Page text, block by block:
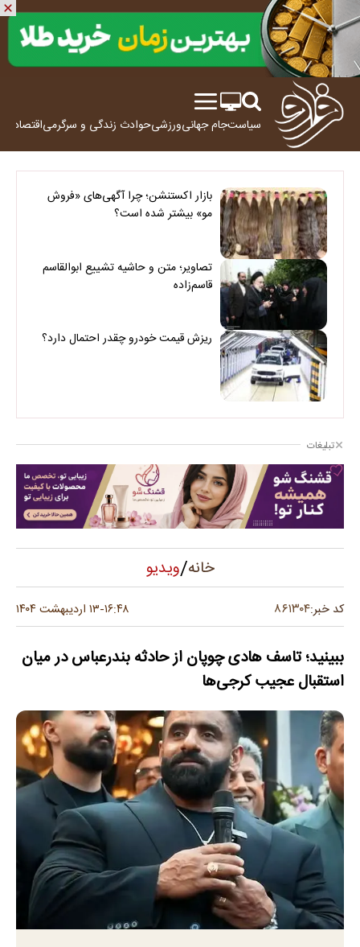
سیاستجام جهانیورزشیحوادث زندگی و سرگرمیاقتصاد
بازار اکستنشن؛ چرا آگهی‌های «فروش
مو» بیشتر شده است؟
تصاویر؛ متن و حاشیه تشییع ابوالقاسم
قاسم‌زاده
ریزش قیمت خودرو چقدر احتمال دارد؟
تبلیغات
خانه/ویدیو
کد خبر:۸۶۱۳۰۴ ۱۶:۴۸-۱۳ اردیبهشت ۱۴۰۴
ببینید؛ تاسف هادی چوپان از حادثه بندرعباس در میان
استقبال عجیب کرجی‌ها